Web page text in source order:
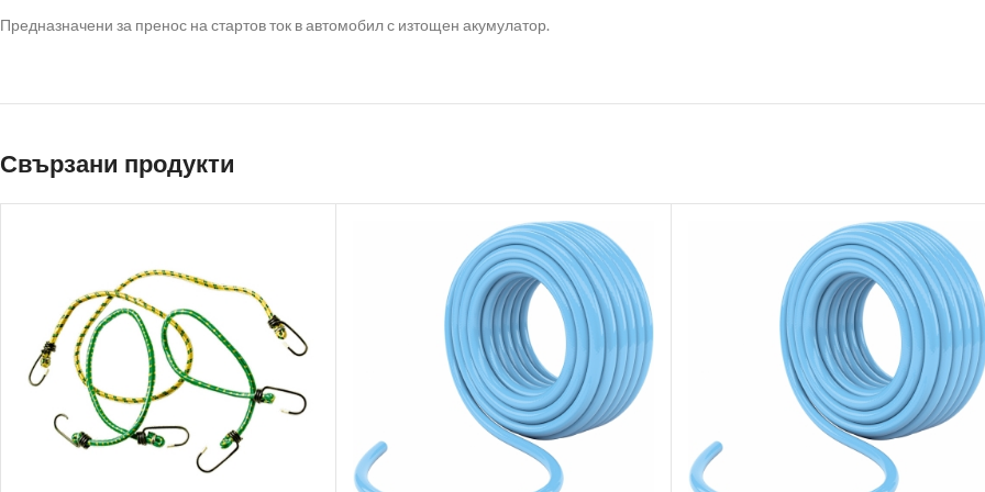
Предназначени за пренос на стартов ток в автомобил с изтощен акумулатор.
Свързани продукти